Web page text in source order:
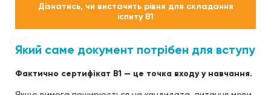
Дізнатись, чи вистачить рівня для складання
іспиту B1
Який саме документ потрібен для вступу
Фактично сертифікат B1 — це точка входу у навчання.